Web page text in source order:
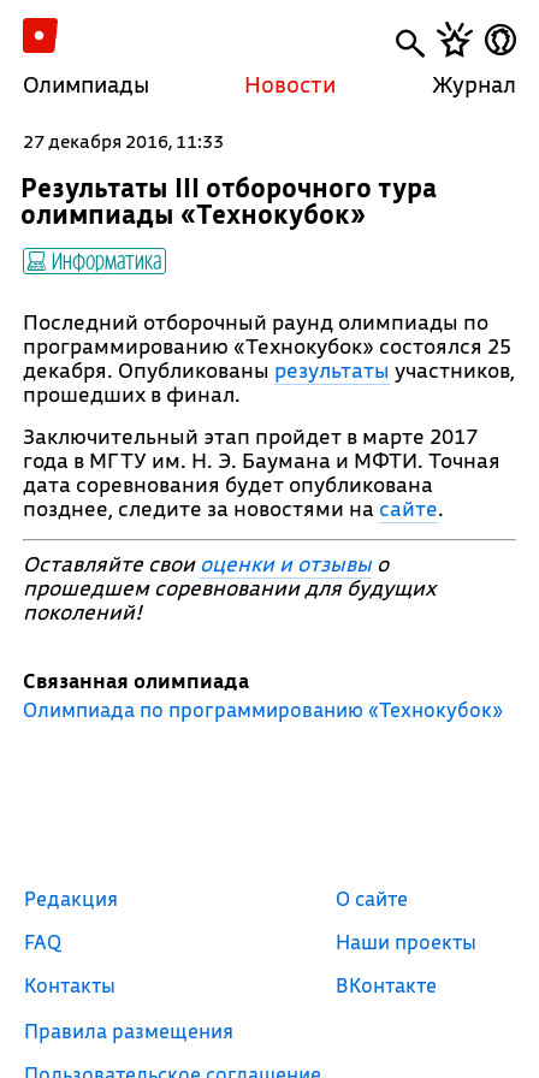
Олимпиады Новости Журнал
27 декабря 2016, 11:33
Результаты III отборочного тура
олимпиады «Технокубок»
Информатика
Последний отборочный раунд олимпиады по
программированию «Технокубок» состоялся 25
декабря. Опубликованы результаты участников,
прошедших в финал.
Заключительный этап пройдет в марте 2017
года в МГТУ им. Н. Э. Баумана и МФТИ. Точная
дата соревнования будет опубликована
позднее, следите за новостями на сайте.
Оставляйте своиоценки и отзывыо
прошедшем соревновании для будущих
поколений!
Связанная олимпиада
Олимпиада по программированию «Технокубок»
Редакция
FAQ
Контакты
Правила размещения
О сайте
Наши проекты
ВКонтакте